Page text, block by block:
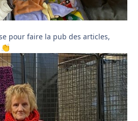
pour faire la pub des articles,
👏